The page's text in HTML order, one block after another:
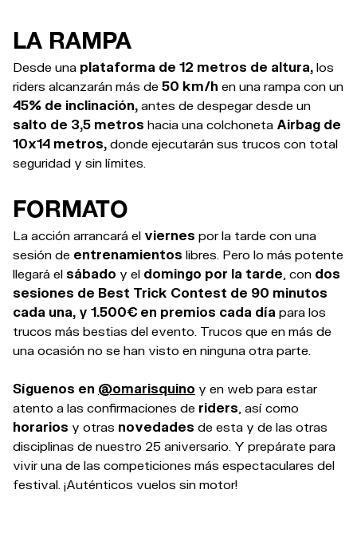
LA RAMPA
Desde una plataforma de 12 metros de altura, los
riders alcanzarán más de 50 km/h en una rampa con un
45% de inclinación, antes de despegar desde un
salto de 3,5 metros hacia una colchoneta Airbag de
10x14 metros, donde ejecutarán sus trucos con total
seguridad y sin límites.
FORMATO
La acción arrancará el viernes por la tarde con una
sesión de entrenamientos libres. Pero lo más potente
llegará el sábado y el domingo por la tarde , con dos
sesiones de Best Trick Contest de 90 minutos
cada una, y 1.500€ en premios cada día para los
trucos más bestias del evento. Trucos que en más de
una ocasión no se han visto en ninguna otra parte.
Síguenos en @omarisquino y en web para estar
atento a las confirmaciones de riders , así como
horarios y otras novedades de esta y de las otras
disciplinas de nuestro 25 aniversario. Y prepárate para
vivir una de las competiciones más espectaculares del
festival. ¡Auténticos vuelos sin motor!